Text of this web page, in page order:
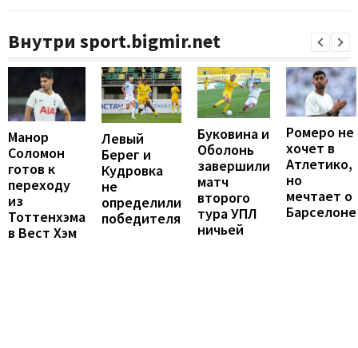
Внутри sport.bigmir.net
Манор
Соломон
готов к
переходу
из
Тоттенхэма
в Вест Хэм
Левый
Берег и
Кудровка
не
определили
победителя
Буковина и
Оболонь
завершили
матч
второго
тура УПЛ
ничьей
Ромеро не
хочет в
Атлетико,
но
мечтает о
Барселоне